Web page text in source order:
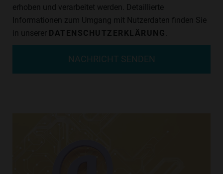
erhoben und verarbeitet werden. Detaillierte
Informationen zum Umgang mit Nutzerdaten finden Sie
in unserer DATENSCHUTZERKLÄRUNG
NACHRICHT SENDEN